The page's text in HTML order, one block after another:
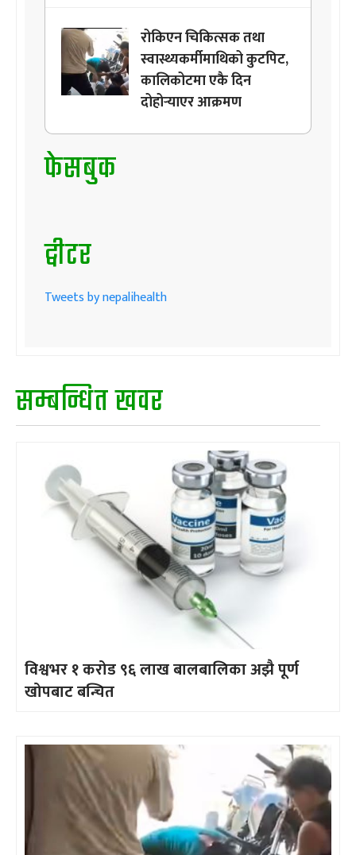
रोकिएन चिकित्सक तथा
स्वास्थ्यकर्मीमाथिको कुटपिट,
कालिकोटमा एकै दिन
दोहोर्‍याएर आक्रमण
फेसबुक
ट्वीटर
Tweets by nepalihealth
सम्बन्धित खवर
विश्वभर १ करोड ९६ लाख बालबालिका अझै पूर्ण
खोपबाट बन्चित